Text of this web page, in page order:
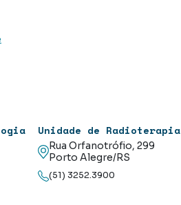
Unidade de Radioterapia
Rua Orfanotrófio, 299
Porto Alegre/RS
(51) 3252.3900